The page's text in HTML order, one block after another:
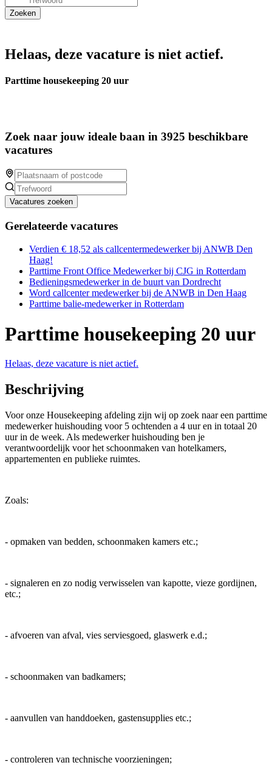
Helaas, deze vacature is niet actief.
Parttime housekeeping 20 uur
Zoek naar jouw ideale baan in 3925 beschikbare
vacatures
Vacatures zoeken
Gerelateerde vacatures
Verdien € 18,52 als callcentermedewerker bij ANWB Den
Haag!
Parttime Front Office Medewerker bij CJG in Rotterdam
Bedieningsmedewerker in de buurt van Dordrecht
Word callcenter medewerker bij de ANWB in Den Haag
Parttime balie-medewerker in Rotterdam
Parttime housekeeping 20 uur
Helaas, deze vacature is niet actief.
Beschrijving
Voor onze Housekeeping afdeling zijn wij op zoek naar een parttime
medewerker huishouding voor 5 ochtenden a 4 uur en in totaal 20
uur in de week. Als medewerker huishouding ben je
verantwoordelijk voor het schoonmaken van hotelkamers,
appartementen en publieke ruimtes.
Zoals:
- opmaken van bedden, schoonmaken kamers etc.;
- signaleren en zo nodig verwisselen van kapotte, vieze gordijnen,
etc.;
- afvoeren van afval, vies serviesgoed, glaswerk e.d.;
- schoonmaken van badkamers;
- aanvullen van handdoeken, gastensupplies etc.;
- controleren van technische voorzieningen;